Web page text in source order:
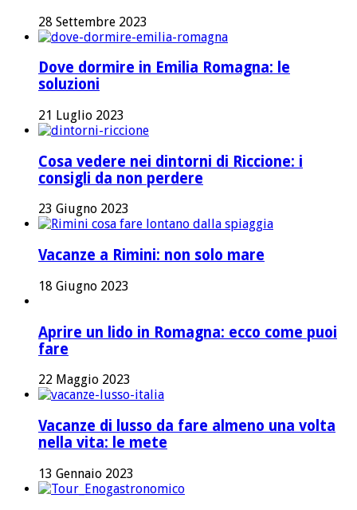
28 Settembre 2023
Dove dormire in Emilia Romagna: le
soluzioni
21 Luglio 2023
Cosa vedere nei dintorni di Riccione: i
consigli da non perdere
23 Giugno 2023
Vacanze a Rimini: non solo mare
18 Giugno 2023
Aprire un lido in Romagna: ecco come puoi
fare
22 Maggio 2023
Vacanze di lusso da fare almeno una volta
nella vita: le mete
13 Gennaio 2023